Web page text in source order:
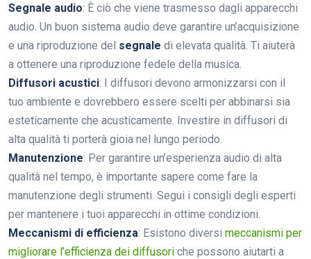
Segnale audio: È ciò che viene trasmesso dagli apparecchi
audio. Un buon sistema audio deve garantire un’acquisizione
e una riproduzione del segnale di elevata qualità. Ti aiuterà
a ottenere una riproduzione fedele della musica.
Diffusori acustici: I diffusori devono armonizzarsi con il
tuo ambiente e dovrebbero essere scelti per abbinarsi sia
esteticamente che acusticamente. Investire in diffusori di
alta qualità ti porterà gioia nel lungo periodo.
Manutenzione: Per garantire un’esperienza audio di alta
qualità nel tempo, è importante sapere come fare la
manutenzione degli strumenti. Segui i consigli degli esperti
per mantenere i tuoi apparecchi in ottime condizioni.
Meccanismi di efficienza: Esistono diversi meccanismi per
migliorare l’efficienza dei diffusori che possono aiutarti a